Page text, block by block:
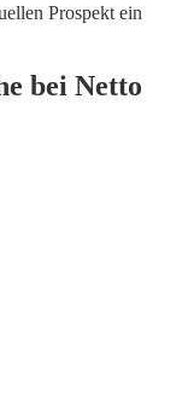
Prospekt ein
bei Netto